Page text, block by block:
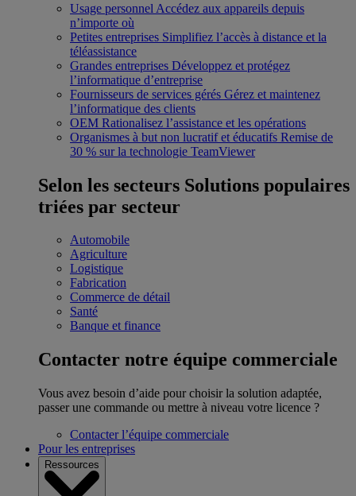
Usage personnel Accédez aux appareils depuis
n’importe où
Petites entreprises Simplifiez l’accès à distance et la
téléassistance
Grandes entreprises Développez et protégez
l’informatique d’entreprise
Fournisseurs de services gérés Gérez et maintenez
l’informatique des clients
OEM Rationalisez l’assistance et les opérations
Organismes à but non lucratif et éducatifs Remise de
30 % sur la technologie TeamViewer
Selon les secteurs Solutions populaires
triées par secteur
Automobile
Agriculture
Logistique
Fabrication
Commerce de détail
Santé
Banque et finance
Contacter notre équipe commerciale
Vous avez besoin d’aide pour choisir la solution adaptée,
passer une commande ou mettre à niveau votre licence ?
Contacter l’équipe commerciale
Pour les entreprises
Ressources